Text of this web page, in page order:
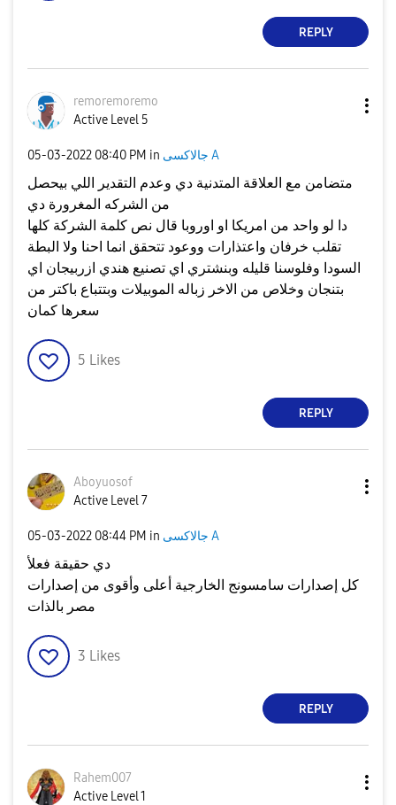
REPLY
remoremoremo
Active Level 5
‎05-03-2022 08:40 PM in جالاكسى A
متضامن مع العلاقة المتدنية دي وعدم التقدير اللي بيحصل
من الشركه المغرورة دي
دا لو واحد من امريكا او اوروبا قال نص كلمة الشركة كلها
تقلب خرفان واعتذارات ووعود تتحقق انما احنا ولا البطة
السودا وفلوسنا قليله وبنشتري اي تصنيع هندي ازربيجان اي
بتنجان وخلاص من الاخر زباله الموبيلات وبتتباع باكتر من
سعرها كمان
5 Likes
REPLY
Aboyuosof
Active Level 7
‎05-03-2022 08:44 PM in جالاكسى A
دي حقيقة فعلأ
كل إصدارات سامسونج الخارجية أعلى وأقوى من إصدارات
مصر بالذات
3 Likes
REPLY
Rahem007
Active Level 1